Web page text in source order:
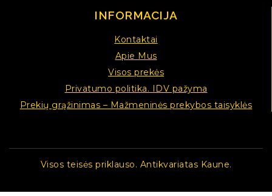
INFORMACIJA
Kontaktai
Apie Mus
Visos prekės
Privatumo politika. IDV pažyma
Prekių grąžinimas – Mažmeninės prekybos taisyklės
Visos teisės priklauso. Antikvariatas Kaune.